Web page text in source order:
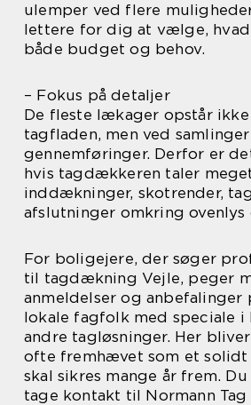
ulemper ved flere
lettere for dig at vælge, hvad
både budget og behov.
– Fokus på detaljer
De fleste lækager opstår
tagfladen, men ved
gennemføringer. Derfor er
hvis tagdækkeren taler
inddækninger, skotrender,
afslutninger omkring ovenlys
For boligejere, der søger
til tagdækning Vejle, peger
anmeldelser og anbefalinger
lokale fagfolk med speciale i
andre tagløsninger. Her
ofte fremhævet som et solidt
skal sikres mange år frem.
tage kontakt til Normann